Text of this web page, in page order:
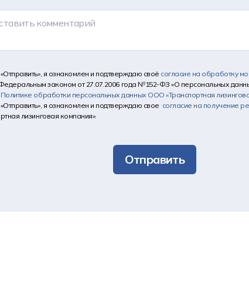
я ознакомлен и подтверждаю своё согласие на обработку
Федеральным законом от 27.07.2006 года №152-ФЗ «О персональных
Политике обработки персональных данных ООО «Транспортная
я ознакомлен и подтверждаю свое согласие на получение
лизинговая компания».
Отправить